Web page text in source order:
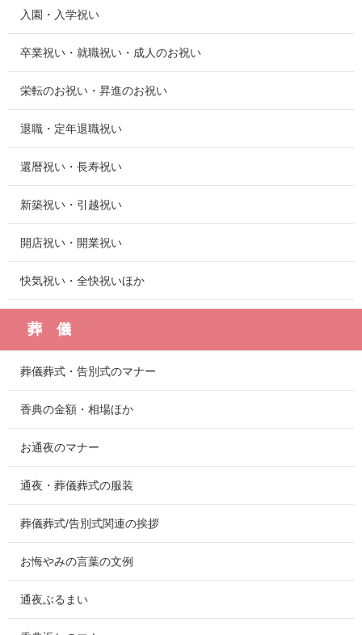
入園・入学祝い
卒業祝い・就職祝い・成人のお祝い
栄転のお祝い・昇進のお祝い
退職・定年退職祝い
還暦祝い・長寿祝い
新築祝い・引越祝い
開店祝い・開業祝い
快気祝い・全快祝いほか
葬 儀
葬儀葬式・告別式のマナー
香典の金額・相場ほか
お通夜のマナー
通夜・葬儀葬式の服装
葬儀葬式/告別式関連の挨拶
お悔やみの言葉の文例
通夜ぶるまい